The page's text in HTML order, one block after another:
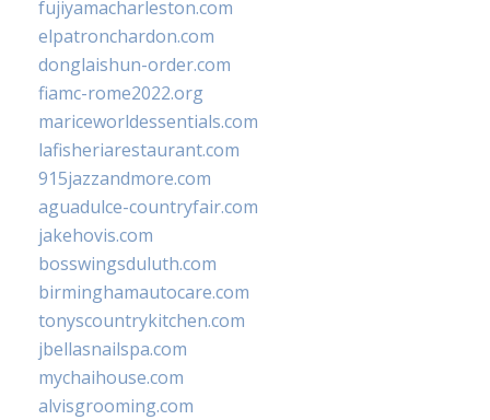
fujiyamacharleston.com
elpatronchardon.com
donglaishun-order.com
fiamc-rome2022.org
mariceworldessentials.com
lafisheriarestaurant.com
915jazzandmore.com
aguadulce-countryfair.com
jakehovis.com
bosswingsduluth.com
birminghamautocare.com
tonyscountrykitchen.com
jbellasnailspa.com
mychaihouse.com
alvisgrooming.com